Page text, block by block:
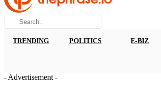
TRENDING POLITICS E-BIZ
- Advertisement -